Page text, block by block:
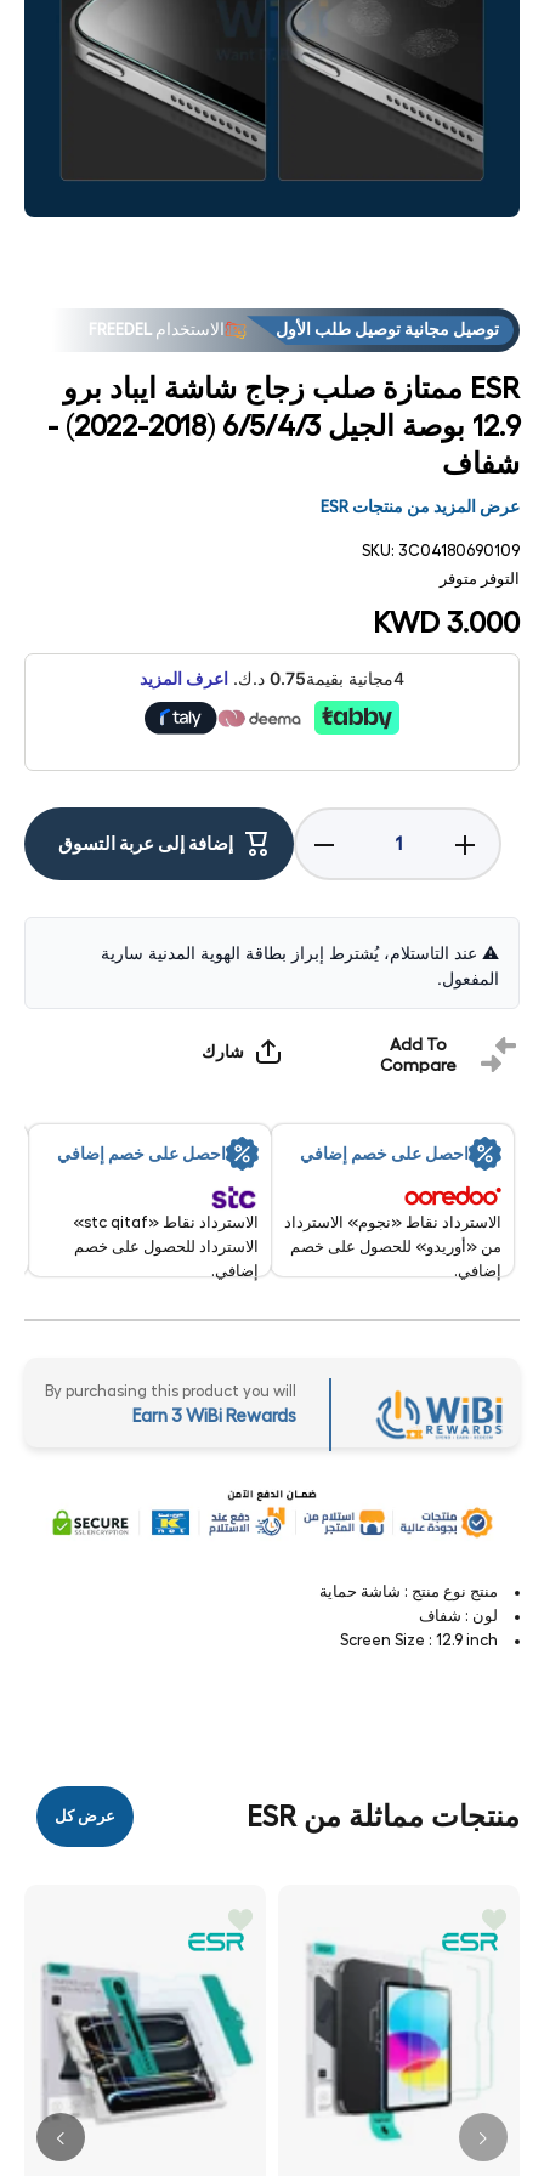
توصيل مجانية توصيل طلب الأول الاستخدام FREEDEL
فوق "الاستلام من المتجر فوق
إكسبريس في نفس يوم توصيل
توصيل مجانية توصيل طلب الأول
العروض فوق "الاستلام من المتجر فوق
إكسبريس
ESR ممتازة صلب زجاج شاشة ايباد برو
12.9 بوصة الجيل 6/5/4/3 (2018-2022) -
شفاف
عرض المزيد من منتجات ESR
SKU: 3C04180690109
التوفر
متوفر
KWD 3.000
4مجانية بقيمة 0.75 د.ك. اعرف المزيد
Decrease
quantity for
ESR
Tempered
Screen
Protector
Pro 12.9
/ 5 / 4 / 3
(2018-2022)
Increase
quantity for
ESR
Tempered
Screen
Protector
For iPad
Pro 12.9
/ 5 / 4 / 3
(2018-2022)
إضافة إلى عربة التسوق
⚠️ عند التاستلام، يُشترط إبراز بطاقة الهوية المدنية سارية
المفعول.
Add To
Compare
شارك
احصل على خصم إضافي
الاسترداد نقاط «نجوم» الاسترداد
من «أوريدو» للحصول على خصم
إضافي.
احصل على خصم إضافي
الاسترداد نقاط «stc qitaf»
الاسترداد للحصول على خصم
إضافي.
By purchasing this product you will
Earn 3 WiBi Rewards
منتج نوع منتج : شاشة حماية
لون : شفاف
Screen Size : 12.9 inch
منتجات مماثلة من ESR عرض كل